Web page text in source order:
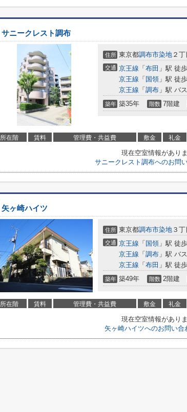
サニークレスト調布
住所 東京都調布市染地 ２
交通 京王線 「 布田 」駅 徒
京王線 「 国領 」駅 徒
京王線 「 調布 」駅 バ
築年 築35年 階数 7階建
所在階 賃料 管理費・共益費 敷金 礼金
現在空室情報がありま
サニークレスト調布へのお問
矢ヶ崎ハイツ
住所 東京都調布市染地 ３
交通 京王線 「 国領 」駅 徒
京王線 「 調布 」駅 バ
京王線 「 布田 」駅 徒
築年 築49年 階数 2階建
所在階 賃料 管理費・共益費 敷金 礼金
現在空室情報がありま
矢ヶ崎ハイツへのお問い合